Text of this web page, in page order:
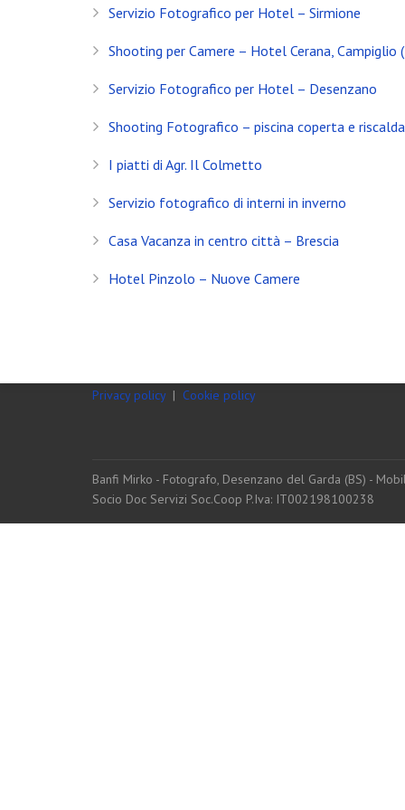
Servizio Fotografico per Hotel – Sirmione
Shooting per Camere – Hotel Cerana, Campiglio
Servizio Fotografico per Hotel – Desenzano
Shooting Fotografico – piscina coperta e
I piatti di Agr. Il Colmetto
Servizio fotografico di interni in inverno
Casa Vacanza in centro città – Brescia
Hotel Pinzolo – Nuove Camere
Servizio Fotografico Immobiliare – Brescia
Con l’arrivo del 2021 inizia anche il decimo anno
Shooting in Limonaia
Update Showroom CLERICI
CONTATTI
Desenzano del Garda
Brescia - ITALIA
Privacy policy| Cookie policy
Banfi Mirko - Fotografo, Desenzano del Garda (BS) -
Socio Doc Servizi Soc.Coop P.Iva: IT002198100238